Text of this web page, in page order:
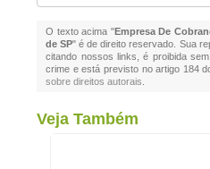
O texto acima "Empresa De
de SP" é de direito reservado. Sua
citando nossos links, é proibida
crime e está previsto no artigo 184
sobre direitos autorais
Veja Também